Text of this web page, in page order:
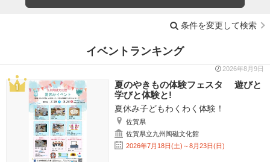
条件を変更して検索
イベントランキング
2026年8月9日
夏のやきもの体験フェスタ 遊びと
学びと体験と!
夏休み子どもわくわく体験！
佐賀県
佐賀県立九州陶磁文化館
2026年7月18日(土)～8月23日(日)